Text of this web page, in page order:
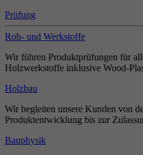
Prüfung
Roh- und Werkstoffe
Wir führen Produktprüfungen für
Holzwerkstoffe inklusive Wood-
Holzbau
Wir begleiten unsere Kunden von
Produktentwicklung bis zur
Bauphysik